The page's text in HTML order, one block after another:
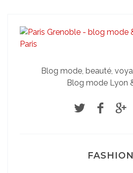
Blog mode, beauté,
Blog mode Lyon
FASHION